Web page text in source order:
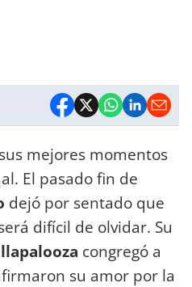
mejores momentos
El pasado fin de
dejó por sentado que
difícil de olvidar. Su
congregó a
su amor por la